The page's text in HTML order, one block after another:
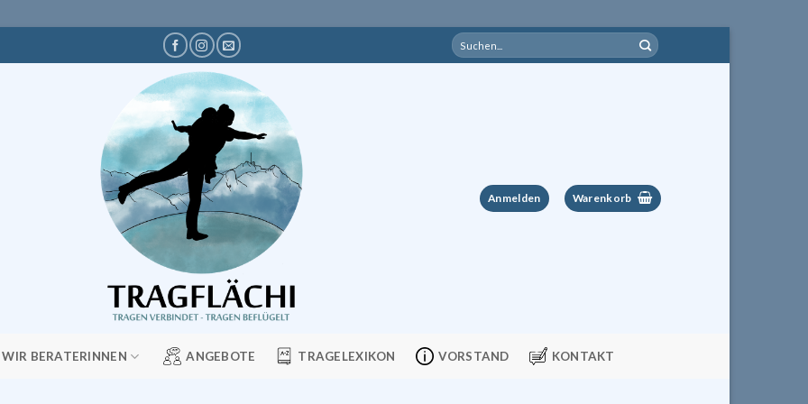
Suchen
nach:
Anmelden Warenkorb
WIR BERATERINNEN ANGEBOTE TRAGELEXIKON VORSTAND KONTAKT